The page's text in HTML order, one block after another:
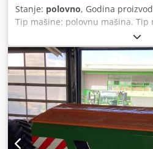
Stanje: polovno, Godina
Tip mašine: polovnu mašina.
za đubrenje / puž za đubrivo /